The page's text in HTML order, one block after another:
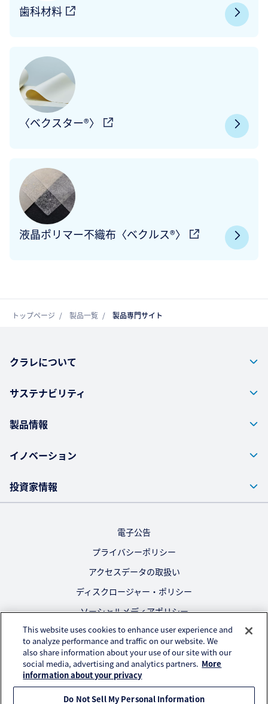
歯科材料
〈ベクスター®〉
液晶ポリマー不織布〈ベクルス®〉
トップページ 製品一覧 製品専門サイト
クラレについて
サステナビリティ
製品情報
イノベーション
投資家情報
電子公告
プライバシーポリシー
アクセスデータの取扱い
ディスクロージャー・ポリシー
ソーシャルメディアポリシー
ご利用にあたって
公式SNS
This website uses cookies to enhance user experience and
to analyze performance and traffic on our website. We
also share information about your use of our site with our
social media, advertising and analytics partners. More
information about your privacy
Do Not Sell My Personal Information